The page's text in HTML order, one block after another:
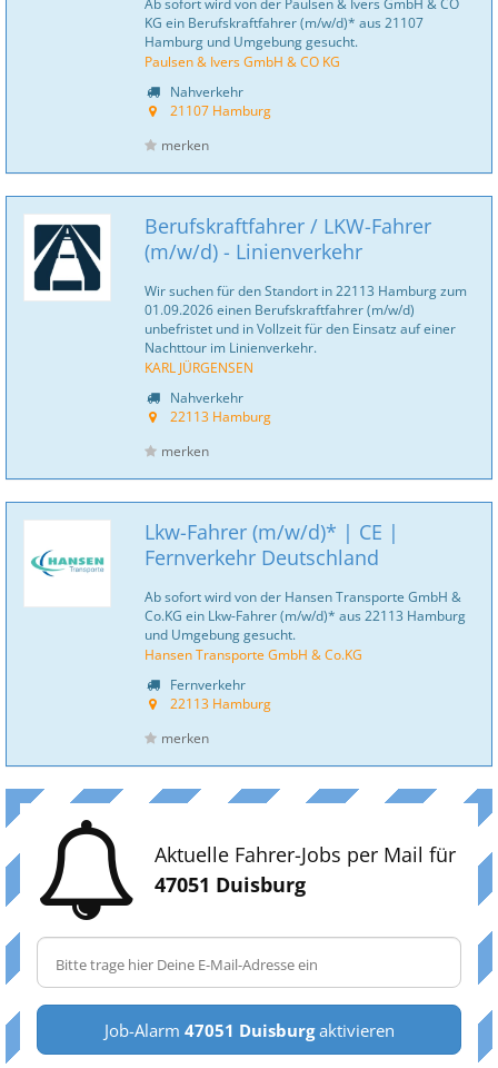
KG ein Berufskraftfahrer (m/w/d)* aus 21107
Hamburg und Umgebung gesucht.
Paulsen & Ivers GmbH & CO KG
Nahverkehr
21107 Hamburg
merken
Berufskraftfahrer / LKW-Fahrer
(m/w/d) - Linienverkehr
Wir suchen für den Standort in 22113 Hamburg zum
01.09.2026 einen Berufskraftfahrer (m/w/d)
unbefristet und in Vollzeit für den Einsatz auf einer
Nachttour im Linienverkehr.
KARL JÜRGENSEN
Nahverkehr
22113 Hamburg
merken
Lkw-Fahrer (m/w/d)* | CE |
Fernverkehr Deutschland
Ab sofort wird von der Hansen Transporte GmbH &
Co.KG ein Lkw-Fahrer (m/w/d)* aus 22113 Hamburg
und Umgebung gesucht.
Hansen Transporte GmbH & Co.KG
Fernverkehr
22113 Hamburg
merken
Aktuelle Fahrer-Jobs per Mail für
47051 Duisburg
Job-Alarm 47051 Duisburgaktivieren